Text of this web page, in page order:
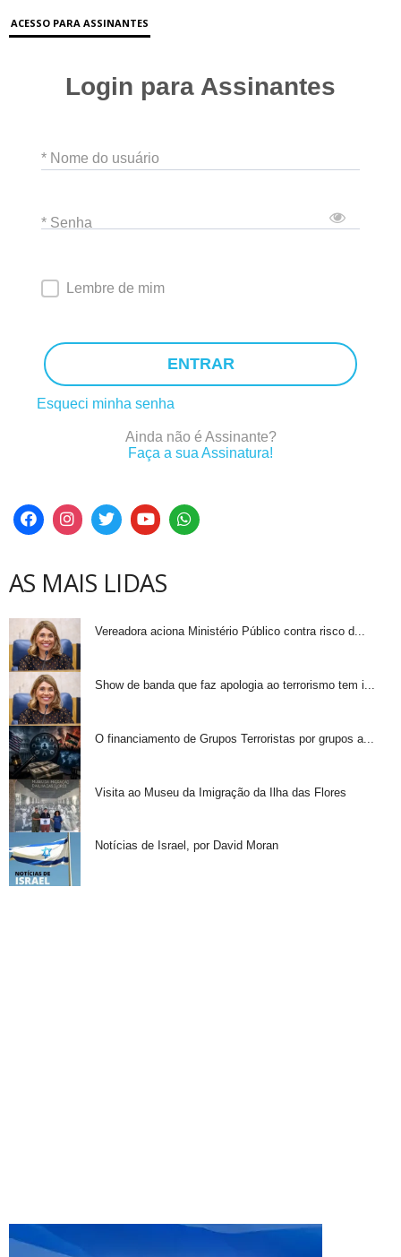
ACESSO PARA ASSINANTES
Login para Assinantes
* Nome do usuário
* Senha
Lembre de mim
ENTRAR
Esqueci minha senha
Ainda não é Assinante?
Faça a sua Assinatura!
AS MAIS LIDAS
Vereadora aciona Ministério Público contra risco d...
Show de banda que faz apologia ao terrorismo tem i...
O financiamento de Grupos Terroristas por grupos a...
Visita ao Museu da Imigração da Ilha das Flores
Notícias de Israel, por David Moran